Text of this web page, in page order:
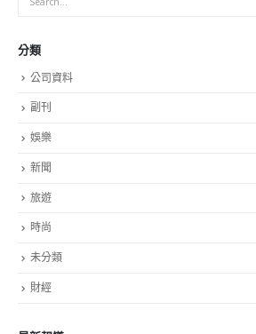
分類
公司資料
副刊
娛樂
新聞
旅遊
時尚
未分類
財經